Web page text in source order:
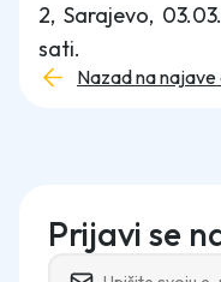
2, Sarajevo,
sati.
Nazad na
Prijavi se